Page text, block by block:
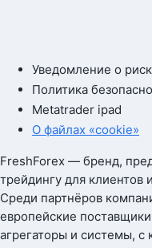
Уведомление о
Политика
Metatrader ipad
О файлах «cookie»
FreshForex — бренд,
трейдингу для клиентов
Среди партнёров
европейские
агрегаторы и системы, с